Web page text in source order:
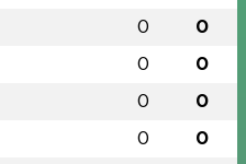
0 0
0 0
0 0
0 0